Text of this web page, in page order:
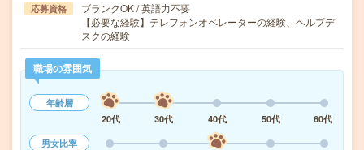
応募資格
ブランクOK / 英語力不要
【必要な経験】テレフォンオペレーターの経験、ヘルプデ
スクの経験
職場の雰囲気
年齢層
20代
30代 40代 50代
60代
男女比率